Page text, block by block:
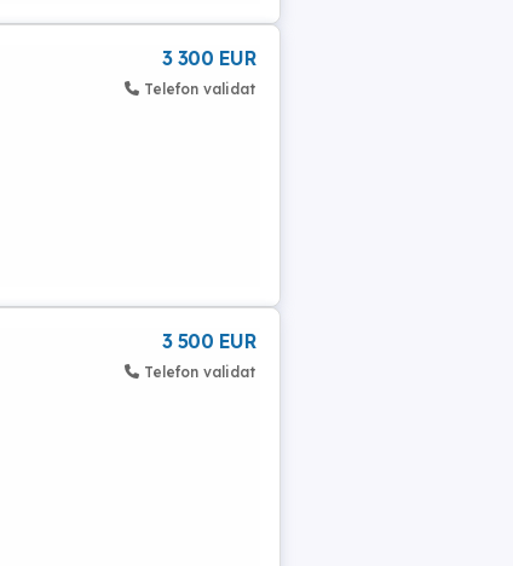
3 300 EUR
Telefon validat
3 500 EUR
Telefon validat